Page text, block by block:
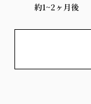
約1~2ヶ月後